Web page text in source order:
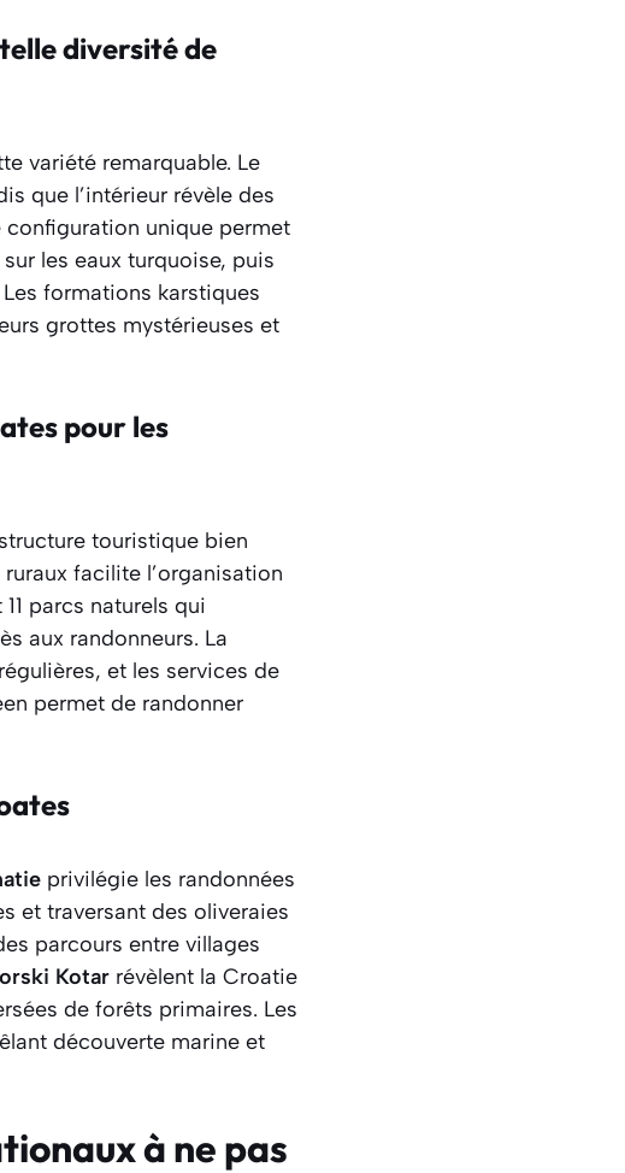
diversité de
variété remarquable. Le
que l’intérieur révèle des
configuration unique permet
les eaux turquoise, puis
formations karstiques
grottes mystérieuses et
pour les
touristique bien
facilite l’organisation
parcs naturels qui
aux randonneurs. La
et les services de
permet de randonner
privilégie les randonnées
et traversant des oliveraies
parcours entre villages
Kotar révèlent la Croatie
de forêts primaires. Les
découverte marine et
à ne pas